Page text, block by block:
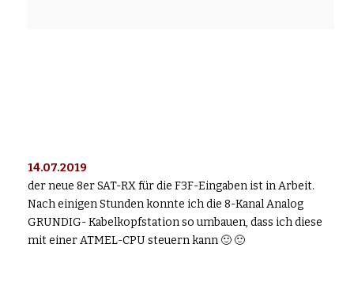
14.07.2019
der neue 8er SAT-RX für die F3F-Eingaben ist in Arbeit.
Nach einigen Stunden konnte ich die 8-Kanal Analog
GRUNDIG- Kabelkopfstation so umbauen, dass ich diese
mit einer ATMEL-CPU steuern kann 🙂 🙂